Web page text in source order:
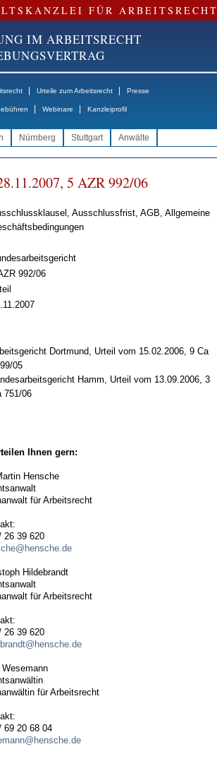
FÜR ARBEITSRECHT
IM ARBEITSRECHT
Urteile zum Arbeitsrecht Presse
Webinare Kanzleiprofil
Nürnberg Stuttgart Anwälte
5 AZR 992/06
Ausschlussfrist, AGB, Allgemeine
992/06
Dortmund, Urteil vom 15.02.2006, 9 Ca
05
Hamm, Urteil vom 13.09.2006, 3
751/06
Ihnen gern:
Hensche
für Arbeitsrecht
26 39 620
Hildebrandt
für Arbeitsrecht
26 39 620
Wesemann
für Arbeitsrecht
69 20 68 04